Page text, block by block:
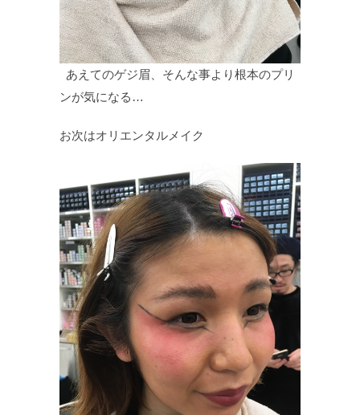
あえてのゲジ眉、そんな事より根本のプリ
ンが気になる…
お次はオリエンタルメイク